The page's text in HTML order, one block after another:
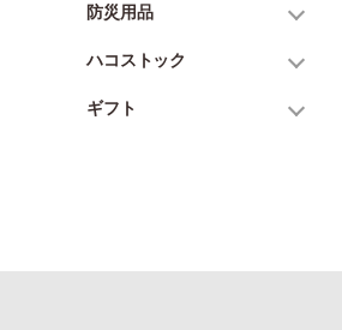
防災用品
ハコストック
ギフト